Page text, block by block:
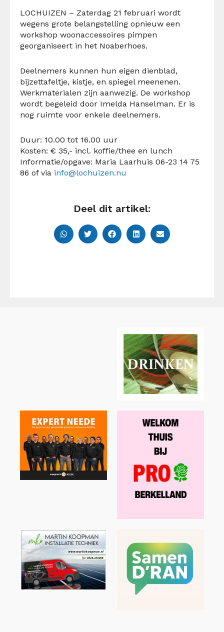
LOCHUIZEN – Zaterdag 21 februari wordt
wegens grote belangstelling opnieuw een
workshop woonaccessoires pimpen
georganiseert in het Noaberhoes.
Deelnemers kunnen hun eigen dienblad,
bijzettafeltje, kistje, en spiegel meenenen.
Werkmaterialen zijn aanwezig. De workshop
wordt begeleid door Imelda Hanselman. Er is
nog ruimte voor enkele deelnemers.
Duur: 10.00 tot 16.00 uur
Kosten: € 35,- incl. koffie/thee en lunch
Informatie/opgave: Maria Laarhuis 06-23 14 75
86 of via info@lochuizen.nu
Deel dit artikel: